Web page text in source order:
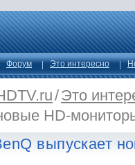
Форум Это интересно
/Это
HD-
выпускает